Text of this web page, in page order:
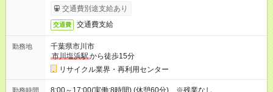
交通費別途支給あり
交通費 交通費支給
勤務地
千葉県市川市
市川塩浜駅から徒歩15分
リサイクル業界・再利用センター
勤務時間 8:00～17:00(実働:8時間) (休憩60分) ※残業なし